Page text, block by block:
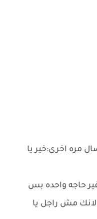
مره اخرى:خير يا
حاجه واحده بس
مش راجل يا